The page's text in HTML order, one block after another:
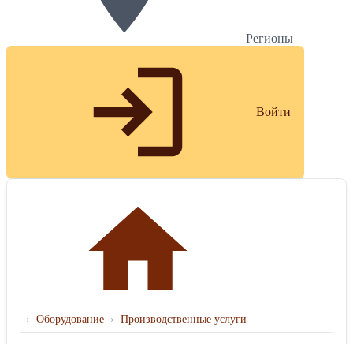
Регионы
Войти
› Оборудование › Производственные услуги